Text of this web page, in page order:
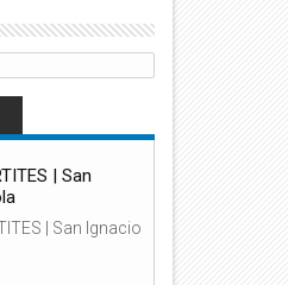
| San
| San Ignacio